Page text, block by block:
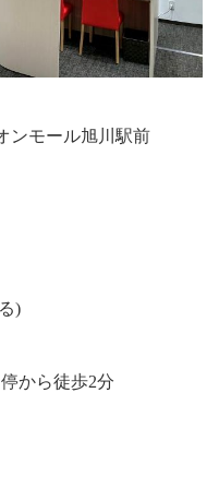
ンモール旭川駅前
)
から徒歩2分